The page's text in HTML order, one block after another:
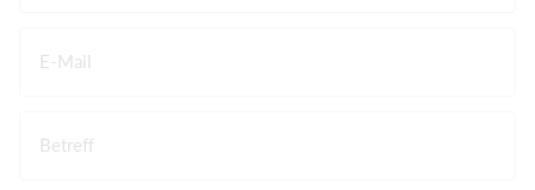
E-Mail
Betreff